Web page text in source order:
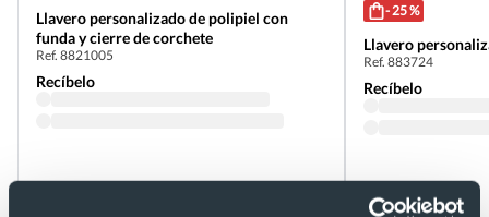
Llavero personalizado de polipiel con
funda y cierre de corchete
Ref. 8821005
Recíbelo
- 25 %
Llavero
Ref. 883724
Recíbelo